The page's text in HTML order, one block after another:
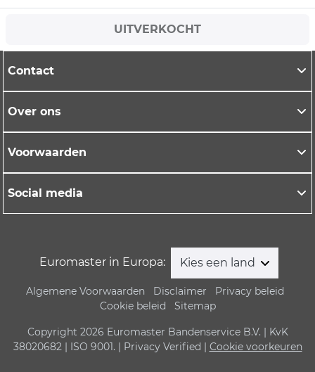
UITVERKOCHT
Contact
Over ons
Voorwaarden
Social media
Euromaster in Europa: Kies een land
Algemene Voorwaarden Disclaimer
Privacy beleid
Cookie beleid
Sitemap
Copyright 2026 Euromaster Bandenservice B.V. | KvK
38020682 | ISO 9001. | Privacy Verified | Cookie voorkeuren